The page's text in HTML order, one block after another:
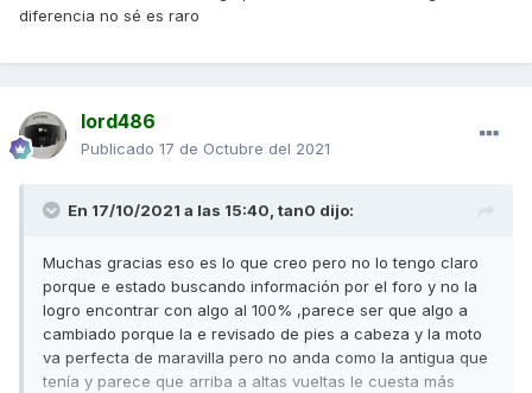
diferencia no sé es raro
lord486
Publicado 17 de Octubre del 2021
En 17/10/2021 a las 15:40, tan0 dijo:
Muchas gracias eso es lo que creo pero no lo tengo claro
porque e estado buscando información por el foro y no la
logro encontrar con algo al 100% ,parece ser que algo a
cambiado porque la e revisado de pies a cabeza y la moto
va perfecta de maravilla pero no anda como la antigua que
tenía y parece que arriba a altas vueltas le cuesta más